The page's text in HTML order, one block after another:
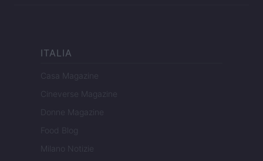
ITALIA
Casa Magazine
Cineverse Magazine
Donne Magazine
Food Blog
Milano Notizie